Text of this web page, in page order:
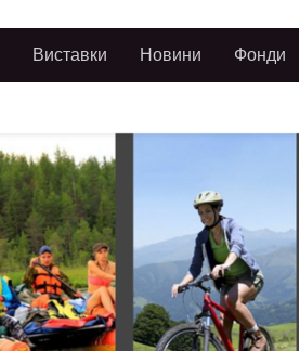
Виставки Новини Фонди